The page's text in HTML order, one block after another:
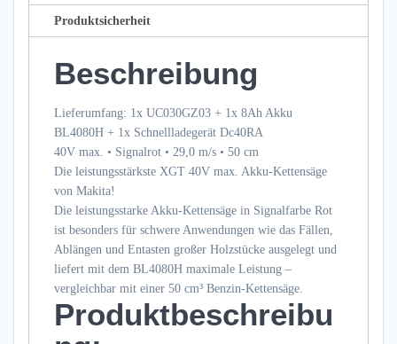
Menge
Produktsicherheit
Beschreibung
Lieferumfang: 1x UC030GZ03 + 1x 8Ah Akku
BL4080H + 1x Schnellladegerät Dc40RA
40V max. • Signalrot • 29,0 m/s • 50 cm
Die leistungsstärkste XGT 40V max. Akku-Kettensäge
von Makita!
Die leistungsstarke Akku-Kettensäge in Signalfarbe Rot
ist besonders für schwere Anwendungen wie das Fällen,
Ablängen und Entasten großer Holzstücke ausgelegt und
liefert mit dem BL4080H maximale Leistung –
vergleichbar mit einer 50 cm³ Benzin-Kettensäge.
Produktbeschreibu